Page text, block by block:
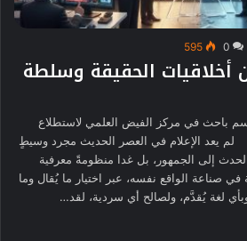
0
595
أخلاقيات الحقيقة وسلطة
باحث في مركز الفيض العلمي لاستطلاع
لم يعد الإعلام في العصر الحديث مجرد وسيطٍ
إلى الجمهور، بل غدا منظومةً معرفية
صناعة الواقع نفسه، عبر اختيار ما يُقال وما
لغة يُقدَّم، ولصالح أي سردية، لقد…